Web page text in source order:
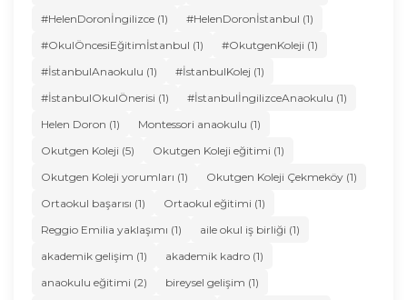
#HelenDoronİngilizce (1)
#HelenDoronİstanbul (1)
#OkulÖncesiEğitimİstanbul (1)
#OkutgenKoleji (1)
#İstanbulAnaokulu (1)
#İstanbulKolej (1)
#İstanbulOkulÖnerisi (1)
#İstanbulİngilizceAnaokulu (1)
Helen Doron (1)
Montessori anaokulu (1)
Okutgen Koleji (5)
Okutgen Koleji eğitimi (1)
Okutgen Koleji yorumları (1)
Okutgen Koleji Çekmeköy (1)
Ortaokul başarısı (1)
Ortaokul eğitimi (1)
Reggio Emilia yaklaşımı (1)
aile okul iş birliği (1)
akademik gelişim (1)
akademik kadro (1)
anaokulu eğitimi (2)
bireysel gelişim (1)